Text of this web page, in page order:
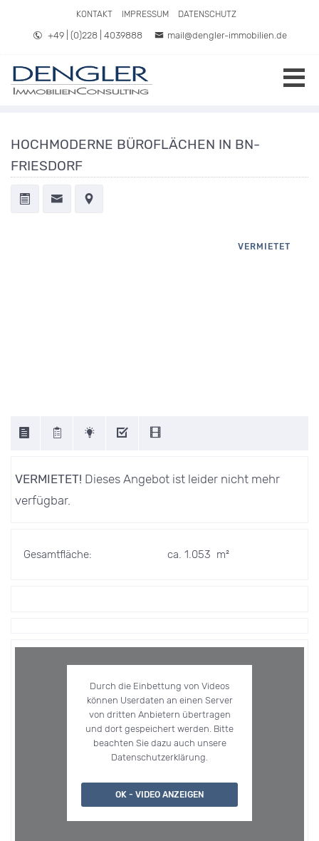
Direkt zum Inhalt springen
KONTAKT IMPRESSUM DATENSCHUTZ
+49 | (0)228 | 4039888 mail@dengler-immobilien.de
HOCHMODERNE BÜROFLÄCHEN IN BN-
FRIESDORF
VERMIETET
VERMIETET! Dieses Angebot ist leider nicht mehr
verfügbar.
Gesamtfläche: ca. 1.053 m²
Durch die Einbettung von Videos
können Userdaten an einen Server
von dritten Anbietern übertragen
und dort gespeichert werden. Bitte
beachten Sie dazu auch unsere
Datenschutzerklärung.
OK - VIDEO ANZEIGEN